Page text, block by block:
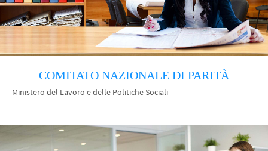
COMITATO NAZIONALE DI PARITÀ
Ministero del Lavoro e delle Politiche Sociali